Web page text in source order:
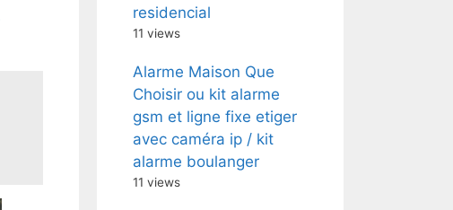
residencial
11 views
Alarme Maison Que
Choisir ou kit alarme
gsm et ligne fixe etiger
avec caméra ip / kit
alarme boulanger
11 views